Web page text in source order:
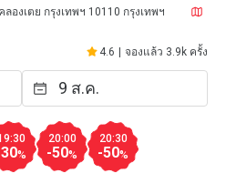
@ Bangkok
Pa
งเตย กรุงเทพฯ 10110 กรุงเทพฯ
4.6 จองแล้ว 3.9k ครั้ง
%
20:00
-50%
20:30
-50%